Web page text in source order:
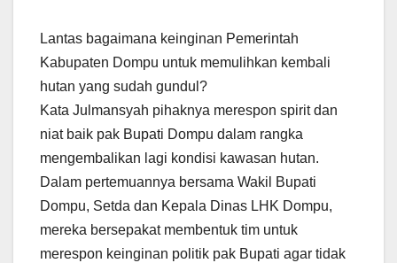
Lantas bagaimana keinginan Pemerintah
Kabupaten Dompu untuk memulihkan kembali
hutan yang sudah gundul?
Kata Julmansyah pihaknya merespon spirit dan
niat baik pak Bupati Dompu dalam rangka
mengembalikan lagi kondisi kawasan hutan.
Dalam pertemuannya bersama Wakil Bupati
Dompu, Setda dan Kepala Dinas LHK Dompu,
mereka bersepakat membentuk tim untuk
merespon keinginan politik pak Bupati agar tidak